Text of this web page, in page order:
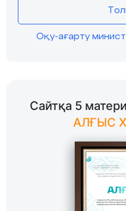
Оқу-ағарту
Сайтқа 5
АЛҒЫС